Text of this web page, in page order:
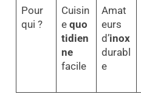
Pour
qui ?
Cuisin
e quo
tidien
ne
facile
Amat
eurs
d’inox
durabl
e